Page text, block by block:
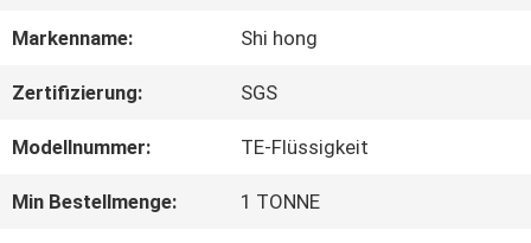
FABRIK-
AUSFLUG
Markenname: Shi hong
Zertifizierung: SGS
Modellnummer: TE-Flüssigkeit
Min Bestellmenge: 1 TONNE